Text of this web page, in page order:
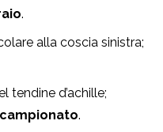
.
alla coscia sinistra;
tendine d’achille;
.